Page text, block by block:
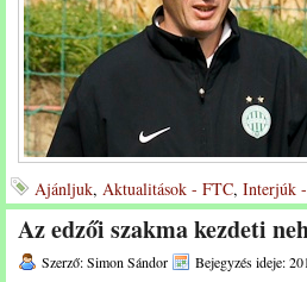
Ajánljuk, Aktualitások - FTC, Interjúk
Az edzői szakma kezdeti
Szerző: Simon Sándor Bejegyzés ideje: